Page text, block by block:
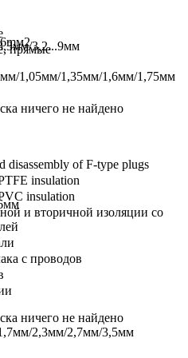
3,2...9мм
1,05мм/1,35мм/1,6мм/1,75мм
2,3мм/2,7мм/3,5мм
прямые
ничего не найдено
disassembly of F-type plugs
insulation
insulation
и вторичной изоляции со
с проводов
ничего не найдено